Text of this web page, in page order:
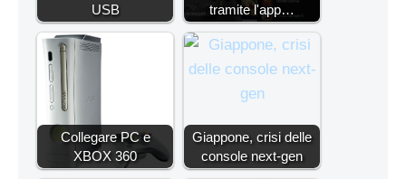
USB
tramite l'app…
Collegare PC e
XBOX 360
Giappone, crisi delle
console next-gen